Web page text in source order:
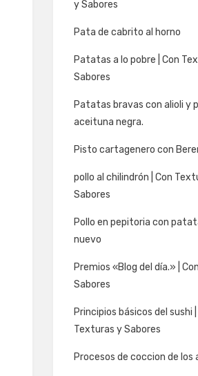
y Sabores
Pata de cabrito al horno
Patatas a lo pobre | Con
Sabores
Patatas bravas con alioli y
aceituna negra.
Pisto cartagenero con
pollo al chilindrón | Con
Sabores
Pollo en pepitoria con
nuevo
Premios «Blog del día.» |
Sabores
Principios básicos del sushi |
Texturas y Sabores
Procesos de coccion de los